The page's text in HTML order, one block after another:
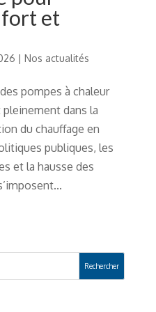
et
| Nos actualités
pompes à chaleur
pleinement dans la
du chauffage en
publiques, les
et la hausse des